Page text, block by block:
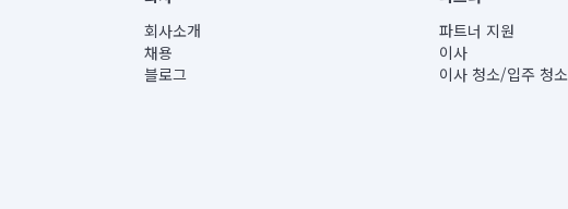
통신판매신고번호 : 2024-서울종로-1400(공정거래위원회 정보) |
대표이사 : CHING VICTOR COLUMBIA RHEE
주소 | 본사: 서울특별시 종로구 율곡로 6(중학동, 트윈트리빌딩) B동 5층
컨택센터 : 서울특별시 종로구 수송동 율곡로 24, 7층, 8층 미소
회사소개
채용
블로그
파트너 지원
이사
이사 청소/입주 청소